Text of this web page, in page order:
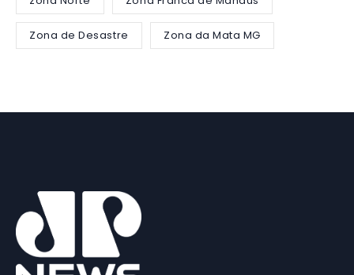
Zona de Desastre Zona da Mata MG